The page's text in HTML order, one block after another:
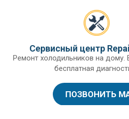
Сервисный центр
Ремонт холодильников на дому.
бесплатная
ПОЗВОНИТЬ